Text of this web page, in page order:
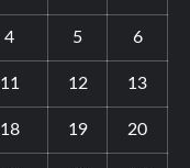
4 5 6
11 12 13
18 19 20